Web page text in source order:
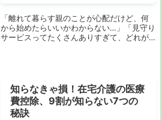
「離れて暮らす親のことが心配だけど、何
から始めたらいいかわからない…」「見守り
サービスってたくさんありすぎて、どれが
知らなきゃ損！在宅介護の医療
費控除、9割が知らない7つの
秘訣